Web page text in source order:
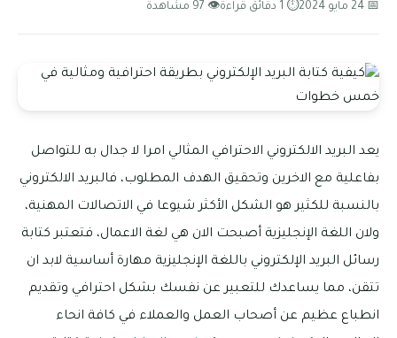
📅 24 مايو 2024 ⏱ 1 دقائق قراءة 👁 97 مشاهدة
يعد البريد الالكتروني الاحترافي المثالي امرا لا جدال به للتواصل
بفاعلية مع الاخرين وتحقيق الهدف المطلوب، فالبريد الالكتروني
بالنسبة للكثير هو الشكل الأكثر شيوعا في الاتصالات المهنية،
ولان اللغة الإنجليزية أصبحت الان هي لغة الاعمال، فتعتبر كتابة
رسائل البريد الإلكتروني باللغة الإنجليزية مهارة أساسية لابد ان
تتقن، مما يساعدك للتعبير عن نفسك بشكل احترافي وتقديم
انطباع عظيم عن أصحاب العمل والعملاء في كافة انحاء